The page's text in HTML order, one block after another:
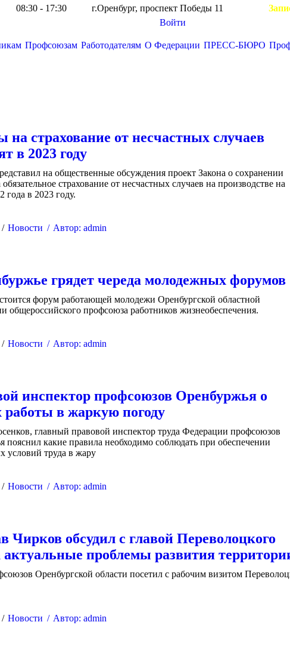
08:30 - 17:30 г.Оренбург, проспект Победы 11
Войти
Профсоюзам Работодателям О Федерации ПРЕСС-БЮРО
на страхование от несчастных случаев
в 2023 году
на общественные обсуждения проект Закона о сохранении
страхование от несчастных случаев на производстве на
года в 2023 году.
Новости Автор:admin
грядет череда молодежных форумов
форум работающей молодежи Оренбургской областной
общероссийского профсоюза работников жизнеобеспечения.
Новости Автор:admin
инспектор профсоюзов Оренбуржья о
работы в жаркую погоду
главный правовой инспектор труда Федерации профсоюзов
пояснил какие правила необходимо соблюдать при обеспечении
условий труда в жару
Новости Автор:admin
Чирков обсудил с главой Переволоцкого
актуальные проблемы развития
Оренбургской области посетил с рабочим визитом
Новости Автор:admin